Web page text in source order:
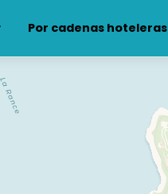
Por cadenas hoteleras